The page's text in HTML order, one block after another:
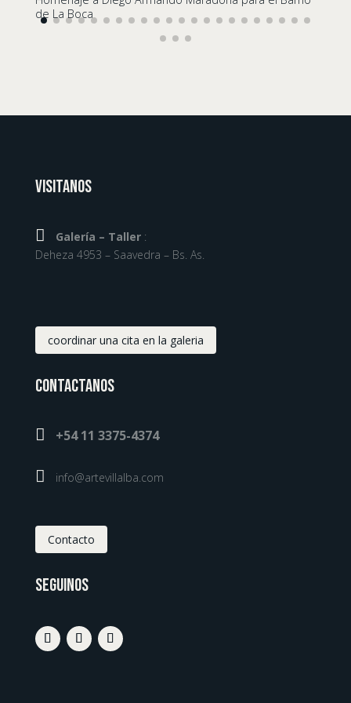
de La Boca
Visitanos
 Galería – Taller:
Deheza 4953 – Saavedra – Bs. As.
coordinar una cita en la galeria
Contactanos
 +54 11 3375-4374
 info@artevillalba.com
Contacto
Seguinos